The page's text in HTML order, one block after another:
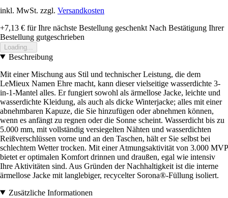
inkl. MwSt. zzgl. Versandkosten
+7,13 € für Ihre nächste Bestellung geschenkt Nach Bestätigung Ihrer
Bestellung gutgeschrieben
Loading...
Beschreibung
Mit einer Mischung aus Stil und technischer Leistung, die dem
LeMieux Namen Ehre macht, kann dieser vielseitige wasserdichte 3-
in-1-Mantel alles. Er fungiert sowohl als ärmellose Jacke, leichte und
wasserdichte Kleidung, als auch als dicke Winterjacke; alles mit einer
abnehmbaren Kapuze, die Sie hinzufügen oder abnehmen können,
wenn es anfängt zu regnen oder die Sonne scheint. Wasserdicht bis zu
5.000 mm, mit vollständig versiegelten Nähten und wasserdichten
Reißverschlüssen vorne und an den Taschen, hält er Sie selbst bei
schlechtem Wetter trocken. Mit einer Atmungsaktivität von 3.000 MVP
bietet er optimalen Komfort drinnen und draußen, egal wie intensiv
Ihre Aktivitäten sind. Aus Gründen der Nachhaltigkeit ist die interne
ärmellose Jacke mit langlebiger, recycelter Sorona®-Füllung isoliert.
Zusätzliche Informationen